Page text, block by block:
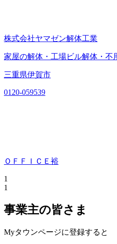
株式会社ヤマゼン解体工業
家屋の解体・工場ビル解体・不
三重県伊賀市
0120-059539
ＯＦＦＩＣＥ裕
1
1
事業主の皆さま
Myタウンページに登録すると